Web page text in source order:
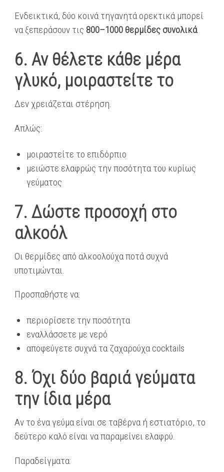
Ενδεικτικά, δύο κοινά τηγανητά ορεκτικά μπορεί
να ξεπεράσουν τις 800–1000 θερμίδες συνολικά.
6. Αν θέλετε κάθε μέρα
γλυκό, μοιραστείτε το
Δεν χρειάζεται στέρηση.
Απλώς:
μοιραστείτε το επιδόρπιο
μειώστε ελαφρώς την ποσότητα του κυρίως
γεύματος
7. Δώστε προσοχή στο
αλκοόλ
Οι θερμίδες από αλκοολούχα ποτά συχνά
υποτιμώνται.
Προσπαθήστε να:
περιορίσετε την ποσότητα
εναλλάσσετε με νερό
αποφεύγετε συχνά τα ζαχαρούχα cocktails
8. Όχι δύο βαριά γεύματα
την ίδια μέρα
Αν το ένα γεύμα είναι σε ταβέρνα ή εστιατόριο, το
δεύτερο καλό είναι να παραμείνει ελαφρύ.
Παραδείγματα: